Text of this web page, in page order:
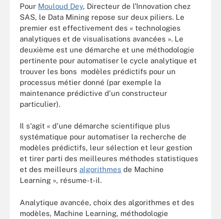
Pour Mouloud Dey, Directeur de l’Innovation chez
SAS, le Data Mining repose sur deux piliers. Le
premier est effectivement des « technologies
analytiques et de visualisations avancées ». Le
deuxième est une démarche et une méthodologie
pertinente pour automatiser le cycle analytique et
trouver les bons modèles prédictifs pour un
processus métier donné (par exemple la
maintenance prédictive d'un constructeur
particulier).
Il s'agit « d'une démarche scientifique plus
systématique pour automatiser la recherche de
modèles prédictifs, leur sélection et leur gestion
et tirer parti des meilleures méthodes statistiques
et des meilleurs algorithmes de Machine
Learning », résume-t-il.
Analytique avancée, choix des algorithmes et des
modèles, Machine Learning, méthodologie